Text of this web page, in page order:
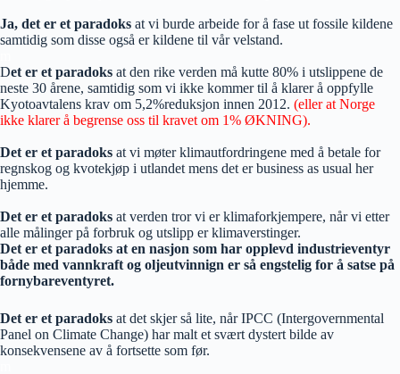
Ja, det er et paradoks at vi burde arbeide for å fase ut fossile kildene
samtidig som disse også er kildene til vår velstand.
Det er et paradoks at den rike verden må kutte 80% i utslippene de
neste 30 årene, samtidig som vi ikke kommer til å klarer å oppfylle
Kyotoavtalens krav om 5,2%reduksjon innen 2012. (eller at Norge
ikke klarer å begrense oss til kravet om 1% ØKNING).
Det er et paradoks at vi møter klimautfordringene med å betale for
regnskog og kvotekjøp i utlandet mens det er business as usual her
hjemme.
Det er et paradoks at verden tror vi er klimaforkjempere, når vi etter
alle målinger på forbruk og utslipp er klimaverstinger.
Det er et paradoks at en nasjon som har opplevd industrieventyr
både med vannkraft og oljeutvinnign er så engstelig for å satse på
fornybareventyret.
Det er et paradoks at det skjer så lite, når IPCC (Intergovernmental
Panel on Climate Change) har malt et svært dystert bilde av
konsekvensene av å fortsette som før.